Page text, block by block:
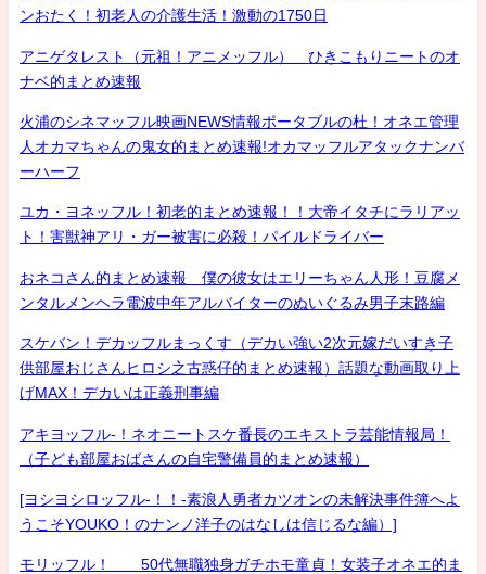
ンおたく！初老人の介護生活！激動の1750日
アニゲタレスト（元祖！アニメッフル） ひきこもりニートのオ
ナベ的まとめ速報
火浦のシネマッフル映画NEWS情報ポータブルの杜！オネエ管理
人オカマちゃんの鬼女的まとめ速報!オカマッフルアタックナンバ
ーハーフ
ユカ・ヨネッフル！初老的まとめ速報！！大帝イタチにラリアッ
ト！害獣神アリ・ガー被害に必殺！パイルドライバー
おネコさん的まとめ速報 僕の彼女はエリーちゃん人形！豆腐メ
ンタルメンヘラ電波中年アルバイターのぬいぐるみ男子末路編
スケバン！デカッフルまっくす（デカい強い2次元嫁だいすき子
供部屋おじさんヒロシ之古惑仔的まとめ速報）話題な動画取り上
げMAX！デカいは正義刑事編
アキヨッフル-！ネオニートスケ番長のエキストラ芸能情報局！
（子ども部屋おばさんの自宅警備員的まとめ速報）
[ヨシヨシロッフル-！！-素浪人勇者カツオンの未解決事件簿へよ
うこそYOUKO！のナンノ洋子のはなしは信じるな編）]
モリッフル！ 50代無職独身ガチホモ童貞！女装子オネエ的ま